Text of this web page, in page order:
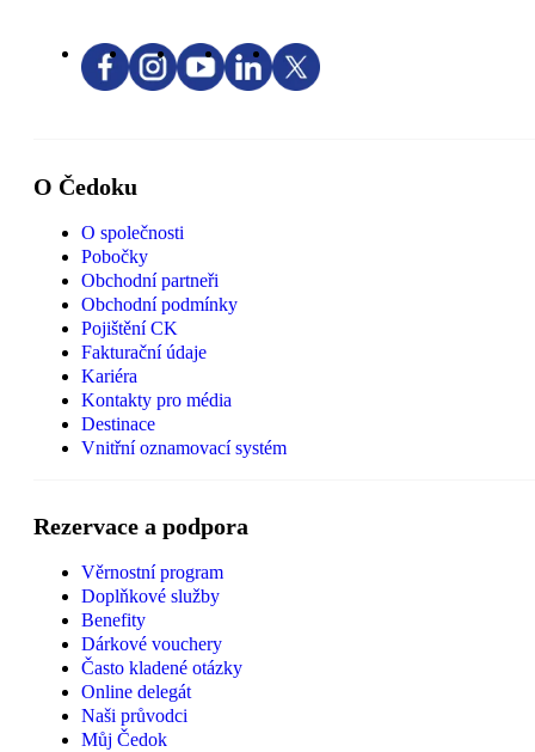
O Čedoku
O společnosti
Pobočky
Obchodní partneři
Obchodní podmínky
Pojištění CK
Fakturační údaje
Kariéra
Kontakty pro média
Destinace
Vnitřní oznamovací systém
Rezervace a podpora
Věrnostní program
Doplňkové služby
Benefity
Dárkové vouchery
Často kladené otázky
Online delegát
Naši průvodci
Můj Čedok